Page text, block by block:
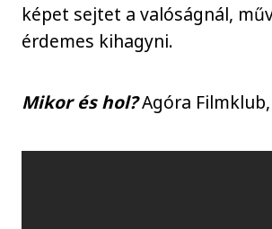
képet sejtet a valóságnál,
érdemes kihagyni.
Mikor és hol?Agóra